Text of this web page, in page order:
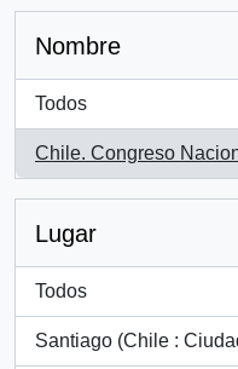
Nombre
Todos
Chile. Congreso
, 1 resultados
Lugar
Todos
Santiago (Chile :
, 1 resultados